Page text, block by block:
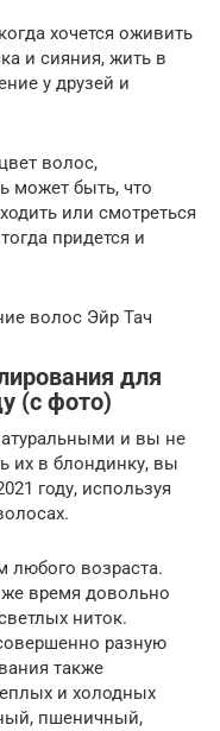
хочется оживить
и сияния, жить в
у друзей и
волос,
может быть, что
или смотреться
придется и
волос Эйр Тач
для
(с фото)
и вы не
их в блондинку, вы
году, используя
возраста.
время довольно
ниток.
разную
также
и холодных
пшеничный,